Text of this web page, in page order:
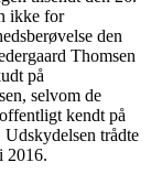
ikke for
den
Thomsen
på
selvom de
kendt på
trådte
2016.